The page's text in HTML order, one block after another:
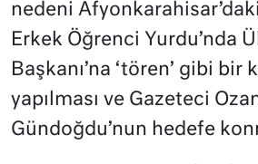
nedeni
Erkek Öğrenci Yurdu’nda
Başkanı’na ‘tören’ gibi bir
yapılması ve Gazeteci
Gündoğdu’nun hedefe